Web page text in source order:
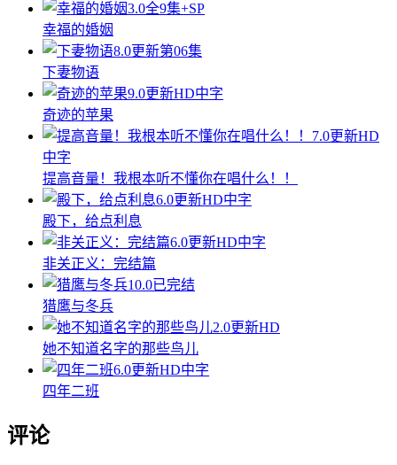
3.0全9集+SP
幸福的婚姻
8.0更新第06集
下妻物语
9.0更新HD中字
奇迹的苹果
7.0更新HD
中字
提高音量！我根本听不懂你在唱什么！！
6.0更新HD中字
殿下，给点利息
6.0更新HD中字
非关正义：完结篇
10.0已完结
猎鹰与冬兵
2.0更新HD
她不知道名字的那些鸟儿
6.0更新HD中字
四年二班
评论